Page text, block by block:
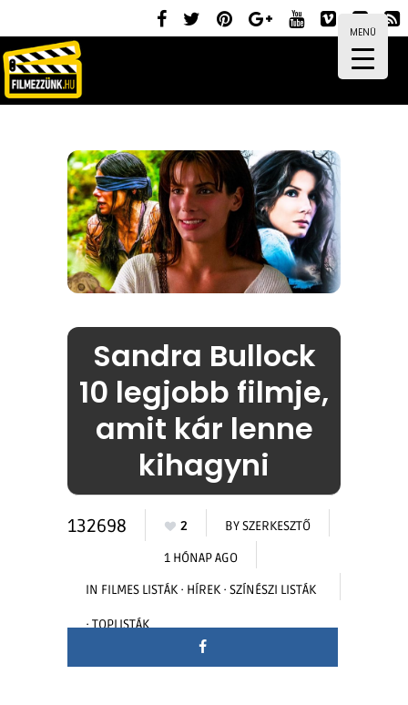
MENÜ
Sandra Bullock
10 legjobb filmje,
amit kár lenne
kihagyni
132698 2 BYSZERKESZTŐ
1 HÓNAP AGO
IN FILMES LISTÁK · HÍREK · SZÍNÉSZI LISTÁK
·TOPLISTÁK